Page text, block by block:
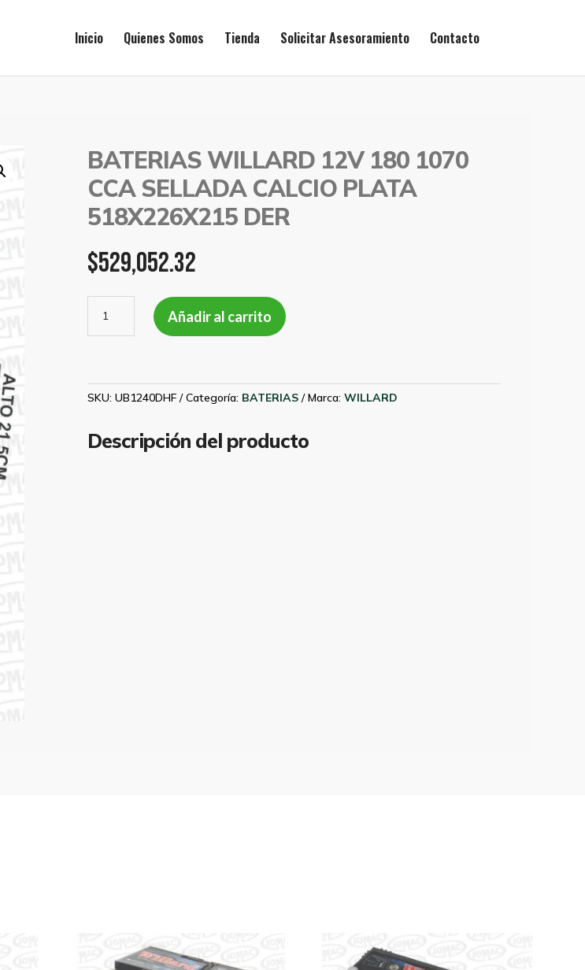
Inicio Quienes Somos Tienda Solicitar Asesoramiento Contacto
BATERIAS WILLARD 12V 180 1070
CCA SELLADA CALCIO PLATA
518X226X215 DER
$529,052.32
BATERIAS
WILLARD
12V
CCA
CALCIO
PLATA
Añadir al carrito
SKU: UB1240DHF Categoría: BATERIAS Marca: WILLARD
Descripción del producto